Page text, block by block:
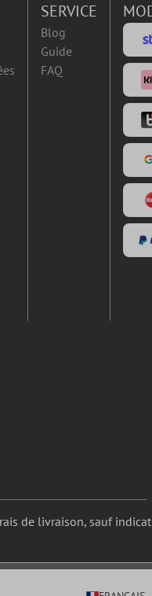
SERVICE
Blog
Guide
FAQ
de livraison, sauf